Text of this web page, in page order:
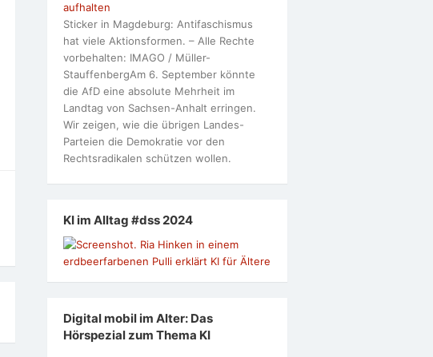
aufhalten
Sticker in Magdeburg: Antifaschismus
hat viele Aktionsformen. – Alle Rechte
vorbehalten: IMAGO / Müller-
StauffenbergAm 6. September könnte
die AfD eine absolute Mehrheit im
Landtag von Sachsen-Anhalt erringen.
Wir zeigen, wie die übrigen Landes-
Parteien die Demokratie vor den
Rechtsradikalen schützen wollen.
KI im Alltag #dss 2024
Digital mobil im Alter: Das
Hörspezial zum Thema KI